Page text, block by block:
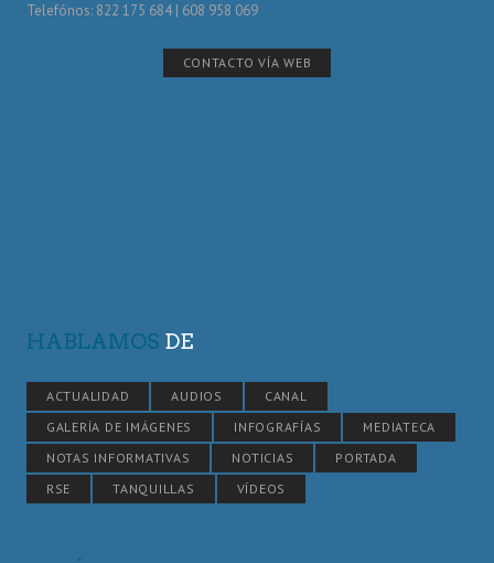
Telefónos: 822 175 684 | 608 958 069
CONTACTO VÍA WEB
HABLAMOS DE
ACTUALIDAD AUDIOS
CANAL
GALERÍA DE IMÁGENES
INFOGRAFÍAS
MEDIATECA
NOTAS INFORMATIVAS
NOTICIAS
PORTADA
RSE
TANQUILLAS VÍDEOS